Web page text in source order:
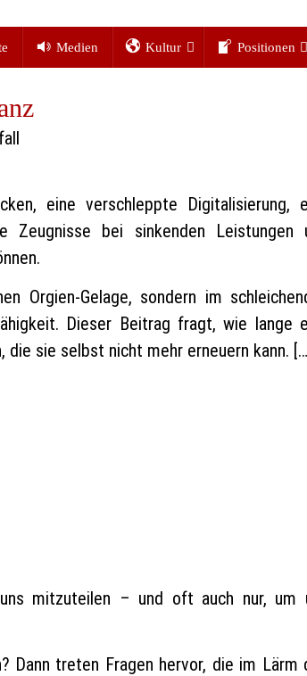
Medien Kultur Positionen
eine verschleppte Digitalisierung,
Zeugnisse bei sinkenden Leistungen
Orgien-Gelage, sondern im
Dieser Beitrag fragt, wie lange
die sie selbst nicht mehr erneuern kann.
mitzuteilen – und oft auch nur, um
Dann treten Fragen hervor, die im Lärm